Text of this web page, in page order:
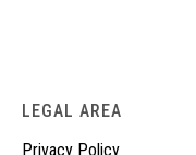
LEGAL AREA
Privacy Policy